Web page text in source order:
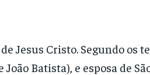
Jesus Cristo. Segundo os
Batista), e esposa de